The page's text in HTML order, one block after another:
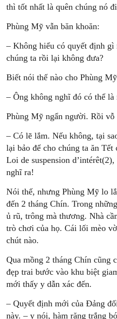
thì tốt nhất là quên chúng nó
Phùng Mỹ vẫn băn khoăn:
– Không hiểu có quyết định gì
chúng ta rồi lại không đưa?
Biết nói thế nào cho Phùng
– Ông không nghĩ đó có thể là
Phùng Mỹ ngẩn người. Rồi vỗ
– Có lẽ lắm. Nếu không, tại
lại bảo để cho chúng ta ăn
Loi de suspension
nghĩ ra!
Nói thế, nhưng Phùng Mỹ lo
đến 2 tháng Chín. Trong
ủ rũ, trông mà thương. Nhà
trò chơi của họ. Cái lối mèo
chút nào.
Qua mồng 2 tháng Chín cũng
đẹp trai bước vào khu biệt
mới thấy y dẫn xác đến.
– Quyết định mới của Ðảng
này. – y nói, hàm răng trắng